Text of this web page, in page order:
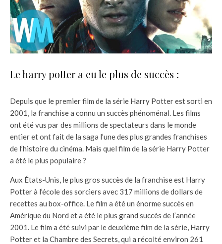
Le harry potter a eu le plus de succès :
Depuis que le premier film de la série Harry Potter est sorti en
2001, la franchise a connu un succès phénoménal. Les films
ont été vus par des millions de spectateurs dans le monde
entier et ont fait de la saga l’une des plus grandes franchises
de l’histoire du cinéma. Mais quel film de la série Harry Potter
a été le plus populaire ?
Aux États-Unis, le plus gros succès de la franchise est Harry
Potter à l’école des sorciers avec 317 millions de dollars de
recettes au box-office. Le film a été un énorme succès en
Amérique du Nord et a été le plus grand succès de l’année
2001. Le film a été suivi par le deuxième film de la série, Harry
Potter et la Chambre des Secrets, qui a récolté environ 261